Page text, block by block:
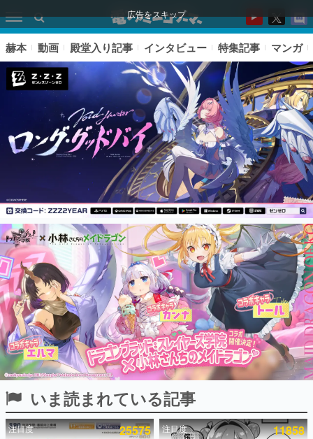
広告をスキップ
ピックアップ
電ファミのいま読まれている記事ランキング
アプリセール情報
インタビュー
連載・特集一覧
殿堂入り記事
SNS拡散数が数千以上！ ページビュー数万以上！ などな
ど。多くの人々に読まれた、電ファミ渾身の“殿堂入り”記
事をまとめました。
赫本 動画 殿堂入り記事 インタビュー 特集記事 マンガ
いま読まれている記事
注目度 25575 注目度 11858